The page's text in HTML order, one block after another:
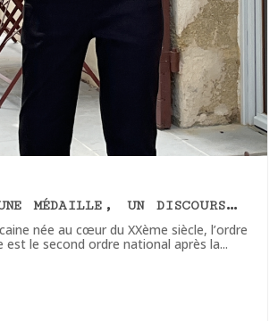
médaille, un discours…
née au cœur du XXème siècle, l’ordre
le second ordre national après la...